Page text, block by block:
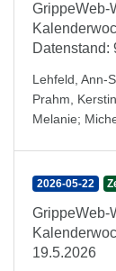
GrippeWeb-
Datenstand:
Lehfeld, Ann-
Prahm, Kerstin
Melanie;
2026-05-22
GrippeWeb-
19.5.2026